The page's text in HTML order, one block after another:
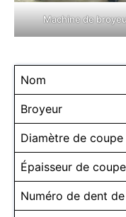
Machine de
Nom
Broyeur
Diamètre de coupe
Épaisseur de coupe
Numéro de dent